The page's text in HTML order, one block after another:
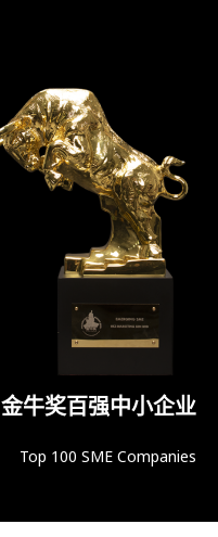
金牛奖百强中小企业
Top 100 SME Companies